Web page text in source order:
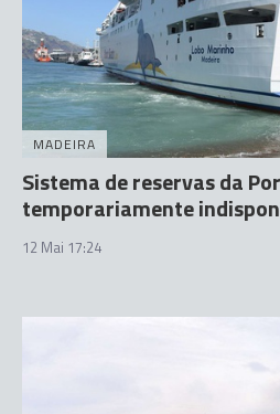
MADEIRA
Sistema de reservas da
temporariamente
12 Mai 17:24